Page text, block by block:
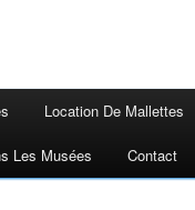
Location De Mallettes
Les Musées Contact